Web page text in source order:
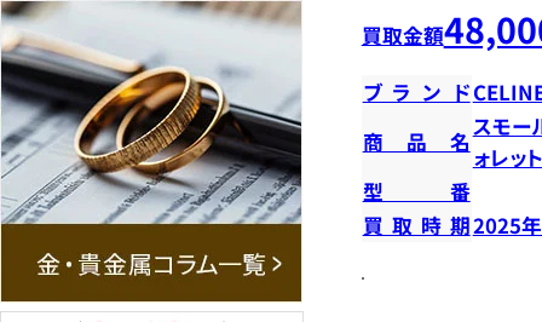
買取金額
ブランド
商品名
スモー
ォレッ
型番
買取時期2025